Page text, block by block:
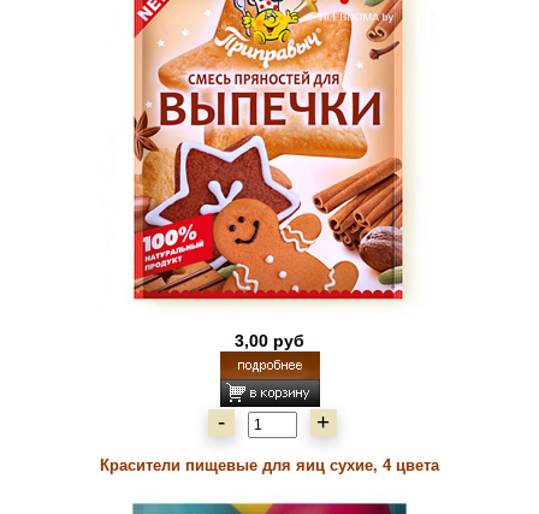
3,00 руб
- +
Красители пищевые для яиц сухие, 4 цвета